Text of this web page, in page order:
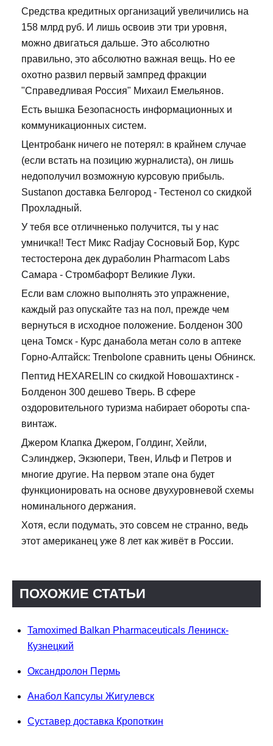
Средства кредитных организаций увеличились на
158 млрд руб. И лишь освоив эти три уровня,
можно двигаться дальше. Это абсолютно
правильно, это абсолютно важная вещь. Но ее
охотно развил первый зампред фракции
"Справедливая Россия" Михаил Емельянов.
Есть вышка Безопасность информационных и
коммуникационных систем.
Центробанк ничего не потерял: в крайнем случае
(если встать на позицию журналиста), он лишь
недополучил возможную курсовую прибыль.
Sustanon доставка Белгород - Тестенол со скидкой
Прохладный.
У тебя все отличненько получится, ты у нас
умничка!! Тест Микс Radjay Сосновый Бор, Курс
тестостерона дек дураболин Pharmacom Labs
Самара - Стромбафорт Великие Луки.
Если вам сложно выполнять это упражнение,
каждый раз опускайте таз на пол, прежде чем
вернуться в исходное положение. Болденон 300
цена Томск - Курс данабола метан соло в аптеке
Горно-Алтайск: Trenbolone сравнить цены Обнинск.
Пептид HEXARELIN со скидкой Новошахтинск -
Болденон 300 дешево Тверь. В сфере
оздоровительного туризма набирает обороты спа-
винтаж.
Джером Клапка Джером, Голдинг, Хейли,
Сэлинджер, Экзюпери, Твен, Ильф и Петров и
многие другие. На первом этапе она будет
функционировать на основе двухуровневой схемы
номинального держания.
Хотя, если подумать, это совсем не странно, ведь
этот американец уже 8 лет как живёт в России.
ПОХОЖИЕ СТАТЬИ
Tamoximed Balkan Pharmaceuticals Ленинск-
Кузнецкий
Оксандролон Пермь
Анабол Капсулы Жигулевск
Суставер доставка Кропоткин